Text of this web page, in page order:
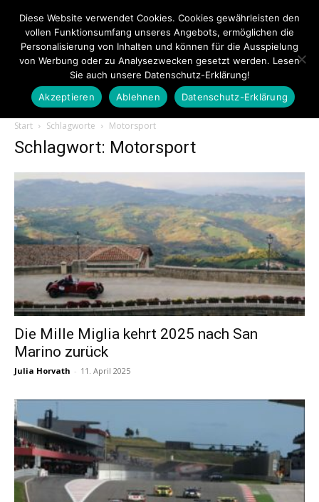
Touristiknews.de
Touristiknews
und
Start Schlagworte Motorsport
Schlagwort: Motorsport
Die Mille Miglia kehrt 2025 nach San
Marino zurück
Julia Horvath - 11. April 2025
Diese Website verwendet Cookies. Cookies gewährleisten den
vollen Funktionsumfang unseres Angebots, ermöglichen die
Personalisierung von Inhalten und können für die Ausspielung
von Werbung oder zu Analysezwecken gesetzt werden. Lesen
Sie auch unsere Datenschutz-Erklärung!
Akzeptieren
Ablehnen Datenschutz-Erklärung